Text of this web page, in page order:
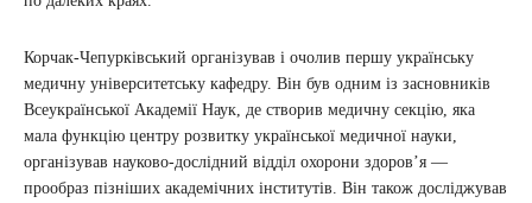
Корчак-Чепурківський організував і очолив першу українську
медичну університетську кафедру. Він був одним із засновників
Всеукраїнської Академії Наук, де створив медичну секцію, яка
мала функцію центру розвитку української медичної науки,
організував науково-дослідний відділ охорони здоров’я —
прообраз пізніших академічних інститутів. Він також досліджував